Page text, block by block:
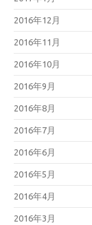
2016年12月
2016年11月
2016年10月
2016年9月
2016年8月
2016年7月
2016年6月
2016年5月
2016年4月
2016年3月